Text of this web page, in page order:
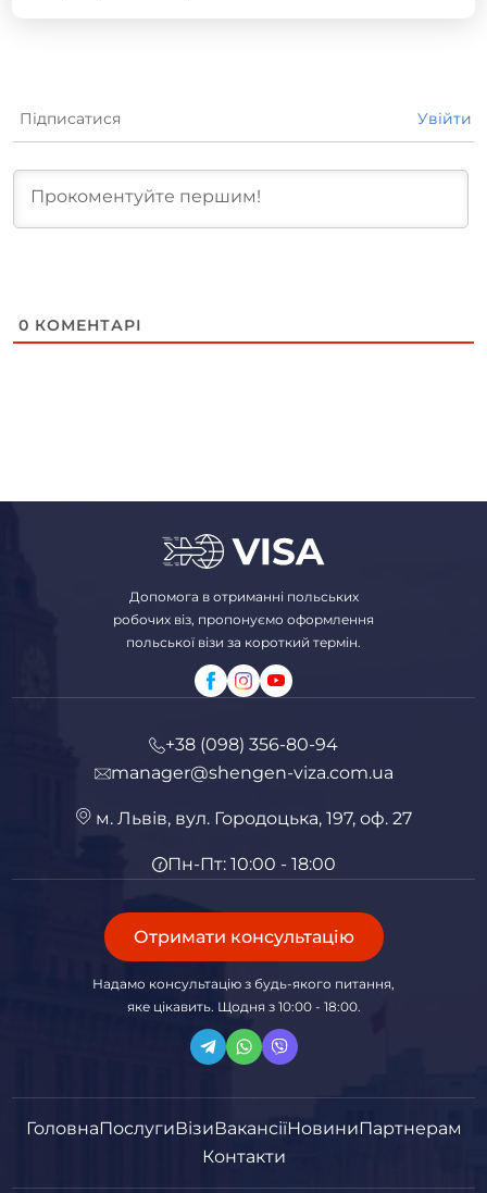
Підписатися Увійти
0 КОМЕНТАРІ
Допомога в отриманні польських
робочих віз, пропонуємо оформлення
польської візи за короткий термін.
+38 (098) 356-80-94
manager@shengen-viza.com.ua
м. Львів, вул. Городоцька, 197, оф. 27
Пн-Пт: 10:00 - 18:00
Отримати консультацію
Надамо консультацію з будь-якого питання,
яке цікавить. Щодня з 10:00 - 18:00.
ГоловнаПослугиВізиВакансіїНовиниПартнерам
Контакти